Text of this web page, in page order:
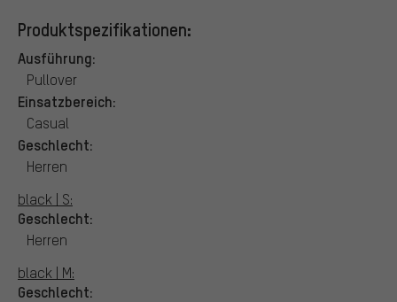
Produktspezifikationen:
Ausführung:
Pullover
Einsatzbereich:
Casual
Geschlecht:
Herren
black | S:
Geschlecht:
Herren
black | M:
Geschlecht: